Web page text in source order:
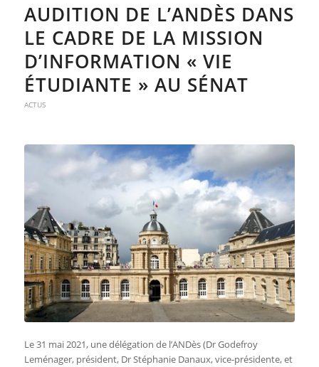
AUDITION DE L’ANDÈS DANS
LE CADRE DE LA MISSION
D’INFORMATION « VIE
ÉTUDIANTE » AU SÉNAT
ACTUS
Le 31 mai 2021, une délégation de l’ANDès (Dr Godefroy
Leménager, président, Dr Stéphanie Danaux, vice-présidente, et